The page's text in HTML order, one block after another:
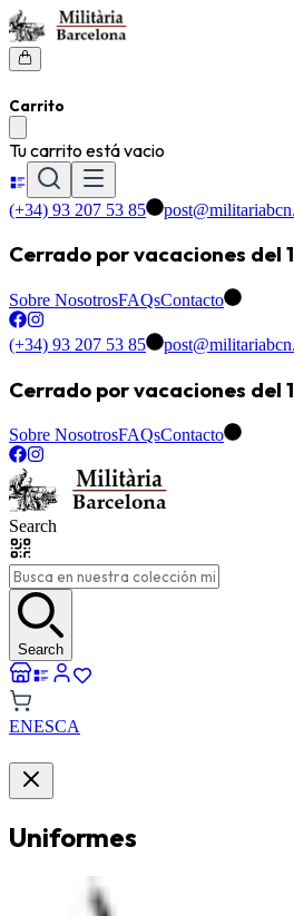
Carrito
Tu carrito está vacio
(+34) 93 207 53 85
Cerrado por vacaciones del
Sobre NosotrosFAQsContacto
(+34) 93 207 53 85
Cerrado por vacaciones del
Sobre NosotrosFAQsContacto
Search
Search
ENESCA
Uniformes